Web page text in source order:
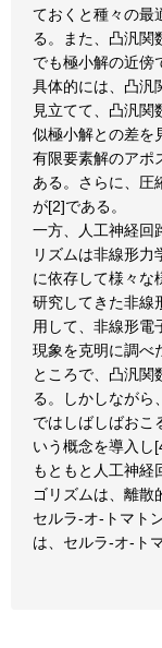
ておくと種々の最
る。また、凸汎関
でも極小解の近傍
具体的には、凸汎
見立てて、凸汎関
似極小解との差を
有限要素解のアポ
ある。さらに、圧
が[2]である。
一方、人工神経回
リズムは非線形力
に依存して様々な
研究してきた非線
用して、非線形電
現象を克明に調べ
ところで、凸汎関
る。しかしながら
ではしばしばおこ
いう概念を導入し
もともと人工神経
ゴリズムは、離散
セルラ-オ-トマト
は、セルラ-オ-ト